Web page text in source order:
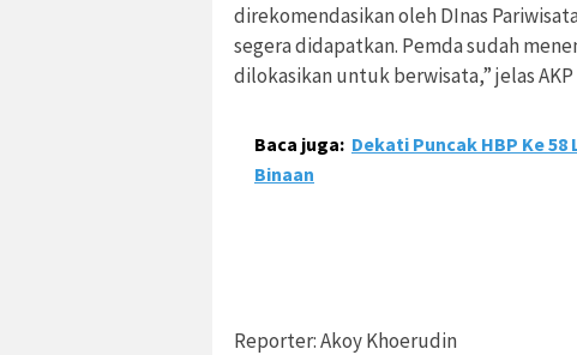
direkomendasikan oleh DInas
segera didapatkan. Pemda sudah
dilokasikan untuk berwisata,” jelas AKP
Baca juga: Dekati Puncak HBP Ke
Binaan
Reporter: Akoy Khoerudin